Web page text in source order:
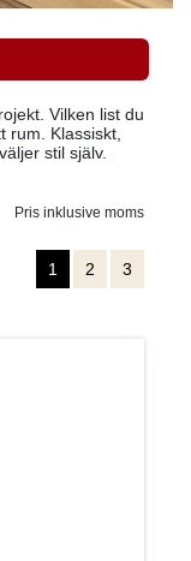
Vilken list du
rum. Klassiskt,
stil själv.
Pris inklusive moms
1 2 3